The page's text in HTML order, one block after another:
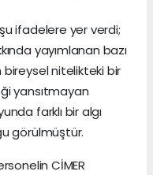
ifadelere yer verdi;
yayımlanan bazı
nitelikteki bir
yansıtmayan
farklı bir algı
görülmüştür.
CİMER